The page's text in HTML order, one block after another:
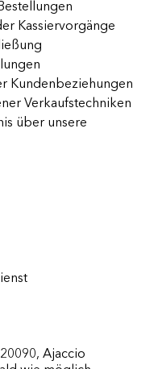
Kassiervorgänge
Kundenbeziehungen
Verkaufstechniken
über unsere
Ajaccio